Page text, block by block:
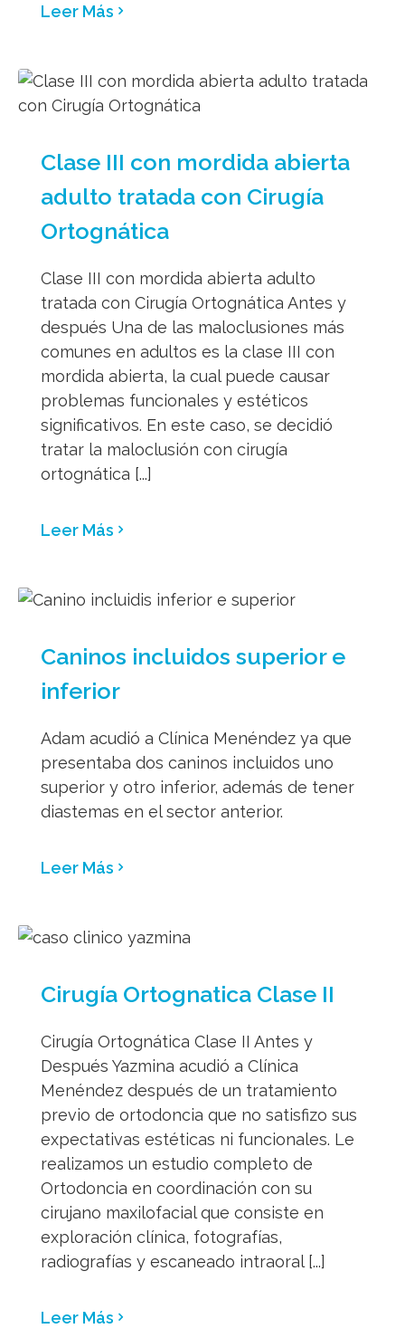
Leer Más
Clase III con mordida abierta
adulto tratada con Cirugía
Ortognática
Clase III con mordida abierta adulto
tratada con Cirugía Ortognática Antes y
después Una de las maloclusiones más
comunes en adultos es la clase III con
mordida abierta, la cual puede causar
problemas funcionales y estéticos
significativos. En este caso, se decidió
tratar la maloclusión con cirugía
ortognática [...]
Leer Más
Caninos incluidos superior e
inferior
Adam acudió a Clínica Menéndez ya que
presentaba dos caninos incluidos uno
superior y otro inferior, además de tener
diastemas en el sector anterior.
Leer Más
Cirugía Ortognatica Clase II
Cirugía Ortognática Clase II Antes y
Después Yazmina acudió a Clínica
Menéndez después de un tratamiento
previo de ortodoncia que no satisfizo sus
expectativas estéticas ni funcionales. Le
realizamos un estudio completo de
Ortodoncia en coordinación con su
cirujano maxilofacial que consiste en
exploración clínica, fotografías,
radiografías y escaneado intraoral [...]
Leer Más